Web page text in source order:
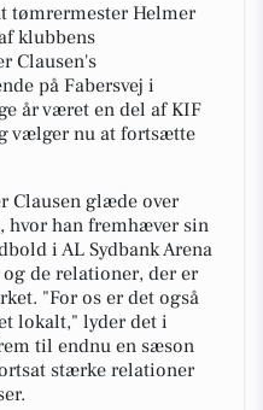
tømrermester Helmer
klubbens
Clausen's
på Fabersvej i
år været en del af KIF
vælger nu at fortsætte
Clausen glæde over
hvor han fremhæver sin
i AL Sydbank Arena
de relationer, der er
"For os er det også
lokalt," lyder det i
til endnu en sæson
stærke relationer